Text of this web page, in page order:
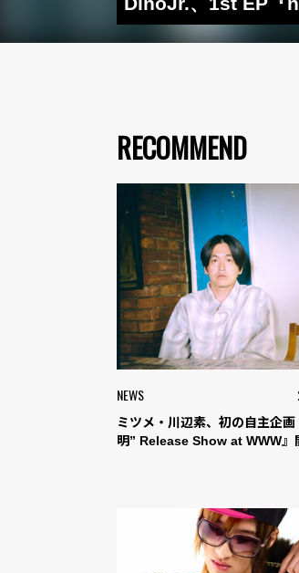
RECOMMEND
NEWS
ミツメ・川辺素、初の自主企画
明” Release Show at WWW』